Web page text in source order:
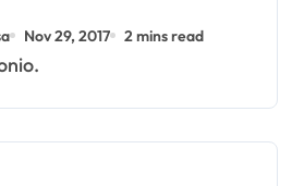
según
Impunity Watch
Nov 29, 2017 2 mins read